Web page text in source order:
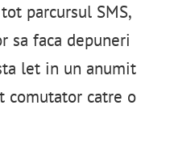
parcursul SMS,
sa faca depuneri
let in un anumit
comutator catre o